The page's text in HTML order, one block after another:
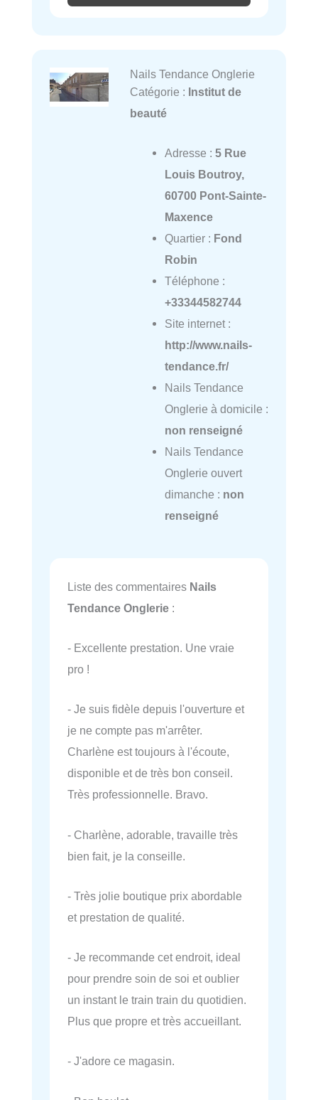
Nails Tendance Onglerie
Catégorie : Institut de
beauté
Adresse : 5 Rue
Louis Boutroy,
60700 Pont-Sainte-
Maxence
Quartier : Fond
Robin
Téléphone :
+33344582744
Site internet :
http://www.nails-
tendance.fr/
Nails Tendance
Onglerie à domicile :
non renseigné
Nails Tendance
Onglerie ouvert
dimanche : non
renseigné
Liste des commentaires Nails
Tendance Onglerie :
- Excellente prestation. Une vraie
pro !
- Je suis fidèle depuis l'ouverture et
je ne compte pas m'arrêter.
Charlène est toujours à l'écoute,
disponible et de très bon conseil.
Très professionnelle. Bravo.
- Charlène, adorable, travaille très
bien fait, je la conseille.
- Très jolie boutique prix abordable
et prestation de qualité.
- Je recommande cet endroit, ideal
pour prendre soin de soi et oublier
un instant le train train du quotidien.
Plus que propre et très accueillant.
- J'adore ce magasin.